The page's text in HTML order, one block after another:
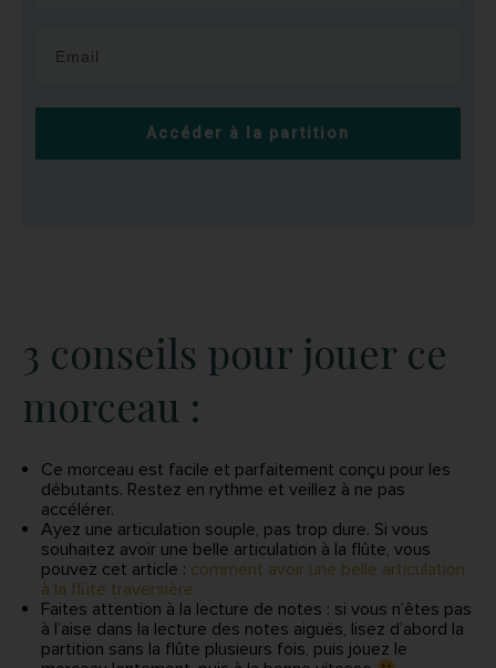
Accéder à la partition
3 conseils pour jouer ce
morceau :
Ce morceau est facile et parfaitement conçu pour les
débutants. Restez en rythme et veillez à ne pas
accélérer.
Ayez une articulation souple, pas trop dure. Si vous
souhaitez avoir une belle articulation à la flûte, vous
pouvez cet article : comment avoir une belle articulation
à la flûte traversière
Faites attention à la lecture de notes : si vous n’êtes pas
à l’aise dans la lecture des notes aiguës, lisez d’abord la
partition sans la flûte plusieurs fois, puis jouez le